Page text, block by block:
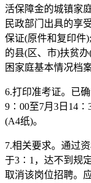
活保障金的城镇家
民政部门出具的享
保证(原件和复印件
的县(区、市)扶贫
困家庭基本情况档
6.打印准考证。已
9∶00至7月3日
(A4纸)。
7.相关要求。通过
于3∶1，达不到规
取消该岗位招聘。